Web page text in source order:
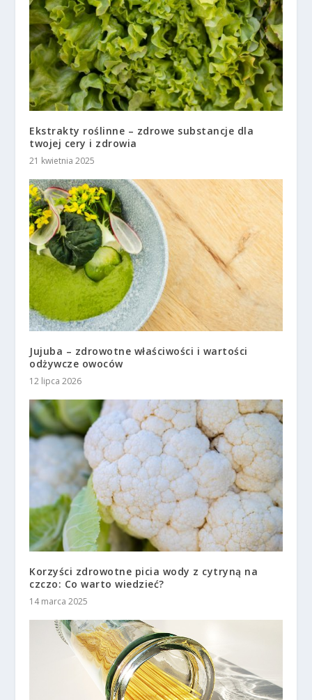
Ekstrakty roślinne – zdrowe substancje dla
twojej cery i zdrowia
21 kwietnia 2025
Jujuba – zdrowotne właściwości i wartości
odżywcze owoców
12 lipca 2026
Korzyści zdrowotne picia wody z cytryną na
czczo: Co warto wiedzieć?
14 marca 2025